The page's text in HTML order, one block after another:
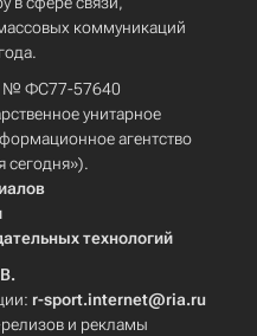
коммуникаций
№ ФС77-57640
унитарное
агентство
технологий
r-sport.internet@ria.ru
и рекламы